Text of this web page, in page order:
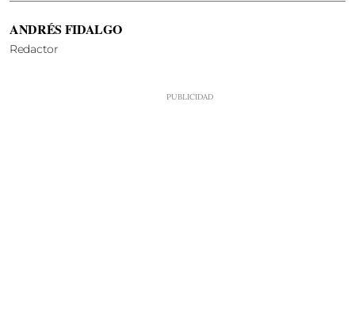
ANDRÉS FIDALGO
Redactor